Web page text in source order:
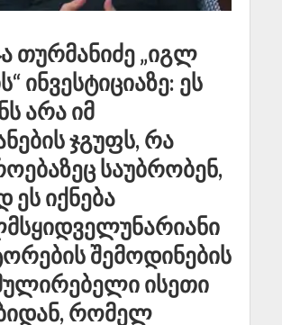
თურმანიძე „იგლ
ინვესტიციაზე: ეს
არა იმ
ჯგუფს, რა
საუბრობენ,
ეს იქნება
შემოდინების
ისეთი
რომელ